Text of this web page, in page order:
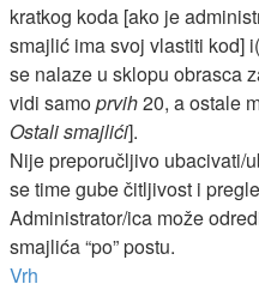
kratkog koda [ako je
smajlić ima svoj vlastiti kod]
se nalaze u sklopu obrasca
vidi samoprvih20, a ostale
Ostali smajlići].
Nije preporučljivo ubacivati/
se time gube čitljivost i
Administrator/ica može
smajlića “po” postu.
Vrh